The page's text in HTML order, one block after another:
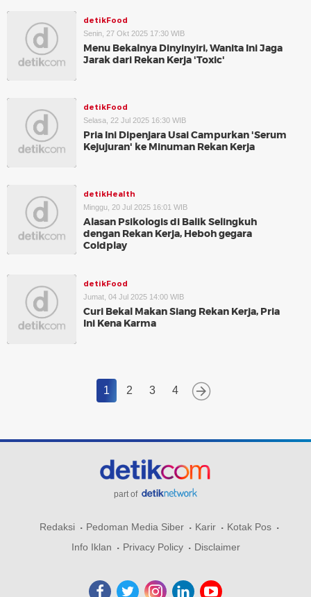
detikFood
Senin, 27 Okt 2025 17:30 WIB
Menu Bekalnya Dinyinyiri, Wanita Ini Jaga
Jarak dari Rekan Kerja 'Toxic'
detikFood
Selasa, 22 Jul 2025 16:30 WIB
Pria Ini Dipenjara Usai Campurkan 'Serum
Kejujuran' ke Minuman Rekan Kerja
detikHealth
Minggu, 20 Jul 2025 16:01 WIB
Alasan Psikologis di Balik Selingkuh
dengan Rekan Kerja, Heboh gegara
Coldplay
detikFood
Jumat, 04 Jul 2025 14:00 WIB
Curi Bekal Makan Siang Rekan Kerja, Pria
Ini Kena Karma
1 2 3 4
part of
Redaksi Pedoman Media Siber Karir
Kotak Pos
Info Iklan
Privacy Policy Disclaimer